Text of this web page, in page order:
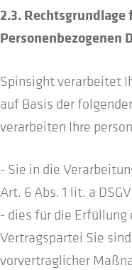
2.3.
Personenbezogenen
Spinsight verarbeitet
auf Basis der
verarbeiten Ihre
- Sie in die
Art. 6 Abs. 1 lit. a
- dies für die Erfüllung
Vertragspartei Sie
vorvertraglicher